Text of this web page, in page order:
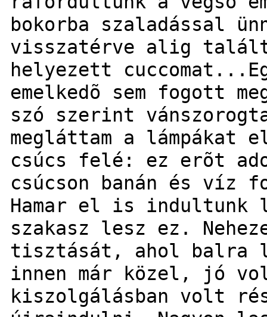
bokorba szaladással
visszatérve alig
helyezett
emelkedõ sem fogott
szó szerint
megláttam a lámpákat
csúcs felé: ez erõt
csúcson banán és víz
Hamar el is indultunk
szakasz lesz ez.
tisztását, ahol balra
innen már közel, jó
kiszolgálásban volt